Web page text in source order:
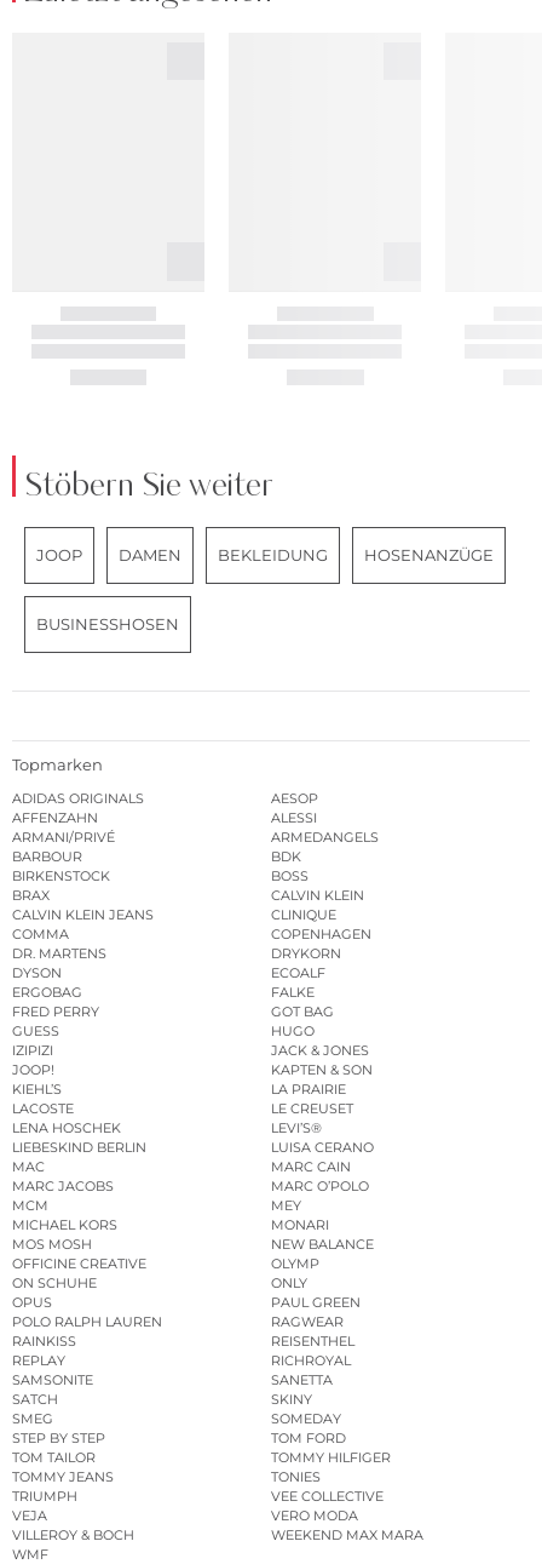
Stöbern Sie weiter
JOOP DAMEN BEKLEIDUNG HOSENANZÜGE
BUSINESSHOSEN
Topmarken
ADIDAS ORIGINALS
AESOP
AFFENZAHN
ALESSI
ARMANI/PRIVÉ
ARMEDANGELS
BARBOUR
BDK
BIRKENSTOCK
BOSS
BRAX
CALVIN KLEIN
CALVIN KLEIN JEANS
CLINIQUE
COMMA
COPENHAGEN
DR. MARTENS
DRYKORN
DYSON
ECOALF
ERGOBAG
FALKE
FRED PERRY
GOT BAG
GUESS
HUGO
IZIPIZI
JACK & JONES
JOOP!
KAPTEN & SON
KIEHL’S
LA PRAIRIE
LACOSTE
LE CREUSET
LENA HOSCHEK
LEVI’S®
LIEBESKIND BERLIN
LUISA CERANO
MAC
MARC CAIN
MARC JACOBS
MARC O’POLO
MCM
MEY
MICHAEL KORS
MONARI
MOS MOSH
NEW BALANCE
OFFICINE CREATIVE
OLYMP
ON SCHUHE
ONLY
OPUS
PAUL GREEN
POLO RALPH LAUREN
RAGWEAR
RAINKISS
REISENTHEL
REPLAY
RICHROYAL
SAMSONITE
SANETTA
SATCH
SKINY
SMEG
SOMEDAY
STEP BY STEP
TOM FORD
TOM TAILOR
TOMMY HILFIGER
TOMMY JEANS
TONIES
TRIUMPH
VEE COLLECTIVE
VEJA
VERO MODA
VILLEROY & BOCH
WEEKEND MAX MARA
WMF